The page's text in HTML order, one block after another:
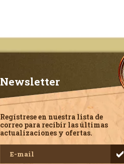
Newsletter
Regístrese en nuestra lista de
correo para recibir las últimas
actualizaciones y ofertas.